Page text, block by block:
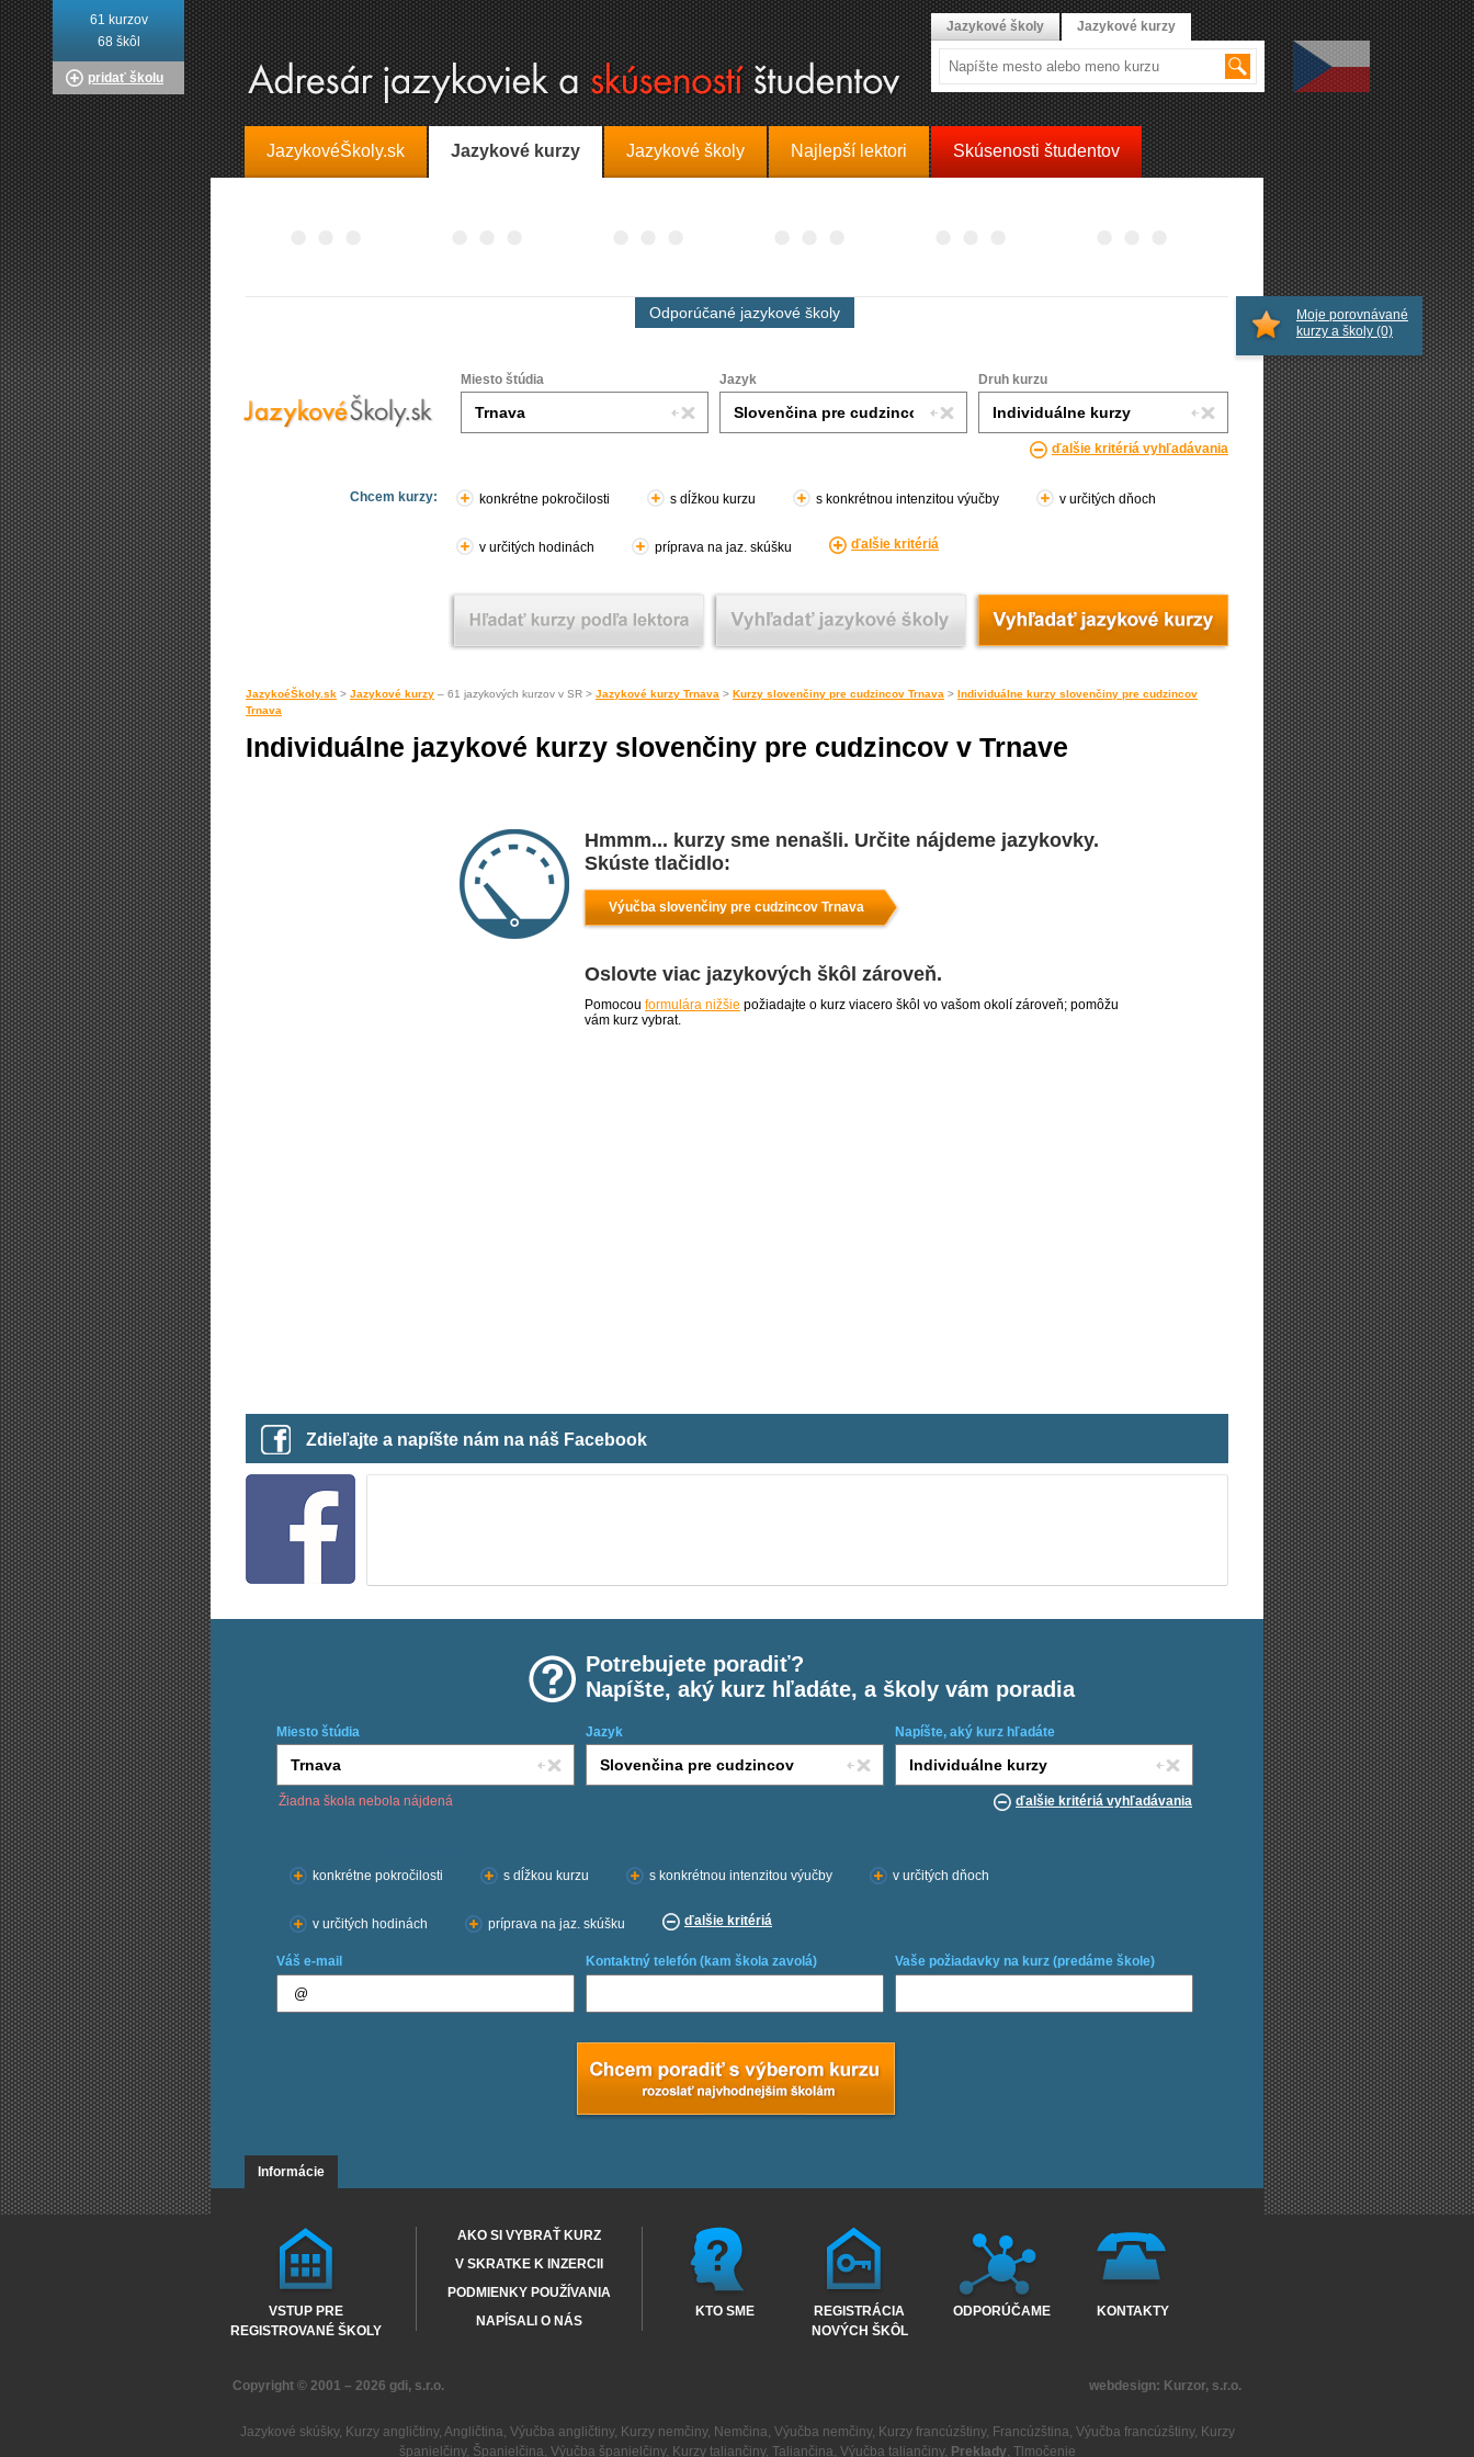
JazykovéŠkoly.sk Jazykové kurzy Jazykové školy Najlepší lektori Skúsenosti študentov
Odporúčané jazykové školy
Miesto štúdia Jazyk Druh kurzu
ďalšie kritériá vyhľadávania
Chcem kurzy: konkrétne pokročilosti s dĺžkou kurzu s konkrétnou intenzitou výučby v určitých dňoch
v určitých hodinách príprava na jaz. skúšku ďalšie kritériá
JazykoéŠkoly.sk > Jazykové kurzy – 61 jazykových kurzov v SR > Jazykové kurzy Trnava > Kurzy slovenčiny pre cudzincov Trnava > Individuálne kurzy slovenčiny pre cudzincov
Trnava
Individuálne jazykové kurzy slovenčiny pre cudzincov v Trnave
Hmmm... kurzy sme nenašli. Určite nájdeme jazykovky.
Skúste tlačidlo:
Výučba slovenčiny pre cudzincov Trnava
Oslovte viac jazykových škôl zároveň.
Pomocou formulára nižšie požiadajte o kurz viacero škôl vo vašom okolí zároveň; pomôžu
vám kurz vybrat.
Zdieľajte a napíšte nám na náš Facebook
Potrebujete poradiť?
Napíšte, aký kurz hľadáte, a školy vám poradia
Miesto štúdia Jazyk Napíšte, aký kurz hľadáte
Žiadna škola nebola nájdená ďalšie kritériá vyhľadávania
konkrétne pokročilosti
s dĺžkou kurzu s konkrétnou intenzitou výučby v určitých dňoch
v určitých hodinách príprava na jaz. skúšku ďalšie kritériá
Váš e-mail Kontaktný telefón (kam škola zavolá) Vaše požiadavky na kurz (predáme škole)
Moje porovnávané
kurzy a školy (0)
61 kurzov
68 škôl
pridať školu
Jazykové školy Jazykové kurzy
Informácie
VSTUP PRE
REGISTROVANÉ ŠKOLY
AKO SI VYBRAŤ KURZ
V SKRATKE K INZERCII
PODMIENKY POUŽÍVANIA
NAPÍSALI O NÁS
KTO SME
REGISTRÁCIA
NOVÝCH ŠKÔL
ODPORÚČAME KONTAKTY
Copyright © 2001 – 2026 gdi, s.r.o. webdesign: Kurzor, s.r.o.
Jazykové skúšky, Kurzy angličtiny, Angličtina, Výučba angličtiny, Kurzy nemčiny, Nemčina, Výučba nemčiny, Kurzy francúzštiny, Francúzština, Výučba francúzštiny, Kurzy
španielčiny, Španielčina, Výučba španielčiny, Kurzy taliančiny, Taliančina, Výučba taliančiny, Preklady, Tlmočenie